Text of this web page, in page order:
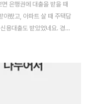
은행권에 대출을 받을 때
아봤고, 아파트 살 때 주택담
용대출도 받았었네요. 경험
하는 데 어려움이 없지만,
도움이 되실 겁니다. 얼마